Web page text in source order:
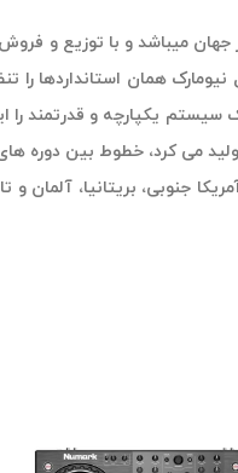
جهان میباشد و با توزیع و
همان استانداردها را
می کرد، خطوط بین دوره
جنوبی، بریتانیا،